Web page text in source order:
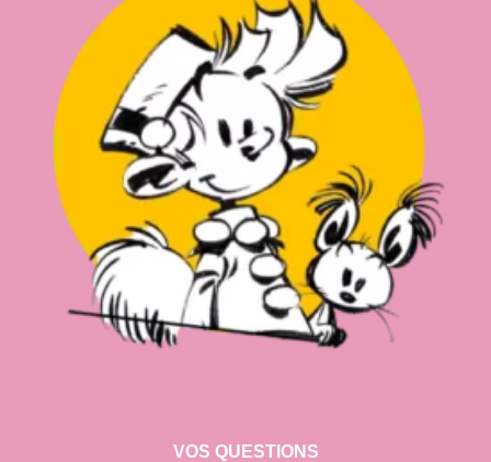
VOS QUESTIONS